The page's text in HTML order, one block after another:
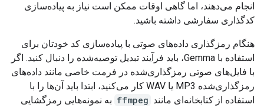
انجام می‌دهند، اما گاهی اوقات ممکن است نیاز به پیاده‌سازی
کدگذاری سفارشی داشته باشید.
هنگام رمزگذاری داده‌های صوتی با پیاده‌سازی کد خودتان برای
استفاده با Gemma، باید فرآیند تبدیل توصیه‌شده را دنبال کنید. اگر
با فایل‌های صوتی رمزگذاری‌شده در فرمت خاصی مانند داده‌های
رمزگذاری‌شده MP3 یا WAV کار می‌کنید، ابتدا باید آن‌ها را با
استفاده از کتابخانه‌ای مانند ffmpeg به نمونه‌هایی رمزگشایی